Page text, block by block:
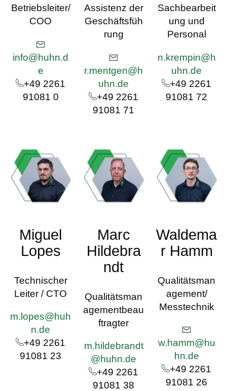
Betriebsleiter/
COO
info@huhn.d
e
+49 2261
91081 0
Assistenz der
Geschäftsfüh
rung
r.mentgen@h
uhn.de
+49 2261
91081 71
Sachbearbeit
ung und
Personal
n.krempin@h
uhn.de
+49 2261
91081 72
Miguel
Lopes
Technischer
Leiter / CTO
m.lopes@huh
n.de
+49 2261
91081 23
Marc
Hildebra
ndt
Qualitätsman
agementbeau
ftragter
m.hildebrandt
@huhn.de
+49 2261
91081 38
Waldema
r Hamm
Qualitätsman
agement/
Messtechnik
w.hamm@hu
hn.de
+49 2261
91081 26